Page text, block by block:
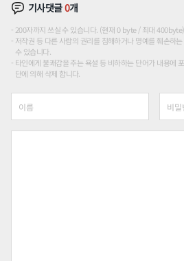
기사댓글0개
200자까지 쓰실 수 있습니다. (현재 0 byte / 최대 400byte)
저작권 등 다른 사람의 권리를 침해하거나 명예를 훼손하
수 있습니다.
타인에게 불쾌감을 주는 욕설 등 비하하는 단어가 내용에
단에 의해 삭제 합니다.